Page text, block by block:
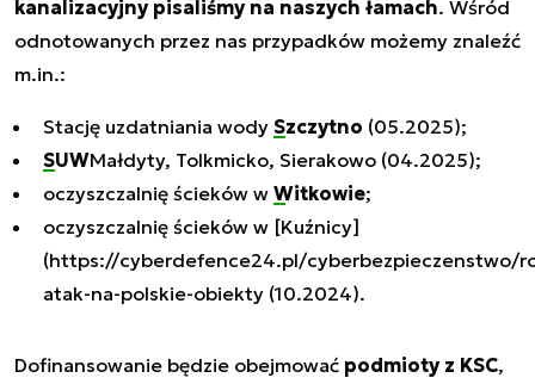
kanalizacyjny pisaliśmy na naszych łamach. Wśród
odnotowanych przez nas przypadków możemy znaleźć
m.in.:
Stację uzdatniania wody Szczytno (05.2025);
SUWMałdyty, Tolkmicko, Sierakowo (04.2025);
oczyszczalnię ścieków w Witkowie;
oczyszczalnię ścieków w [Kuźnicy]
(https://cyberdefence24.pl/cyberbezpieczenstwo/
atak-na-polskie-obiekty (10.2024).
Dofinansowanie będzie obejmować podmioty z KSC,